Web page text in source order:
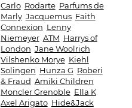
Carlo Rodarte Parfums de
Marly Jacquemus Faith
Connexion Lenny
Niemeyer ATM Harrys of
London Jane Woolrich
Vilshenko Morye Kiehl
Solingen Hunza G Roberi
& Fraud Amiki Children
Moncler Grenoble Ella K
Axel Arigato Hide&Jack